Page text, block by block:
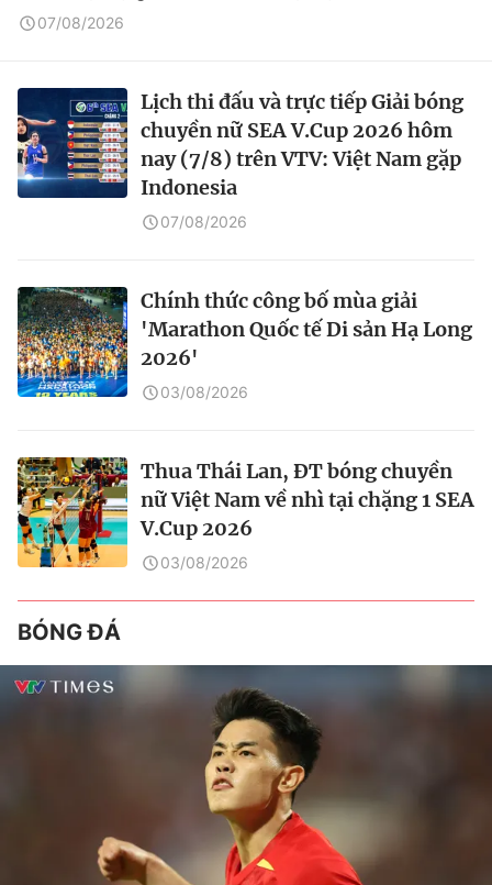
07/08/2026
Lịch thi đấu và trực tiếp Giải bóng
chuyền nữ SEA V.Cup 2026 hôm
nay (7/8) trên VTV: Việt Nam gặp
Indonesia
07/08/2026
Chính thức công bố mùa giải
'Marathon Quốc tế Di sản Hạ Long
2026'
03/08/2026
Thua Thái Lan, ĐT bóng chuyền
nữ Việt Nam về nhì tại chặng 1 SEA
V.Cup 2026
03/08/2026
BÓNG ĐÁ